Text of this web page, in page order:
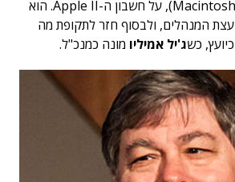
משאביה במקינטוש (Macintosh), על חשבון ה-Apple II. הוא
המנהלים, ולבסוף חזר לתקופת מה
כשג'יל אמיליו מונה כמנכ"ל.